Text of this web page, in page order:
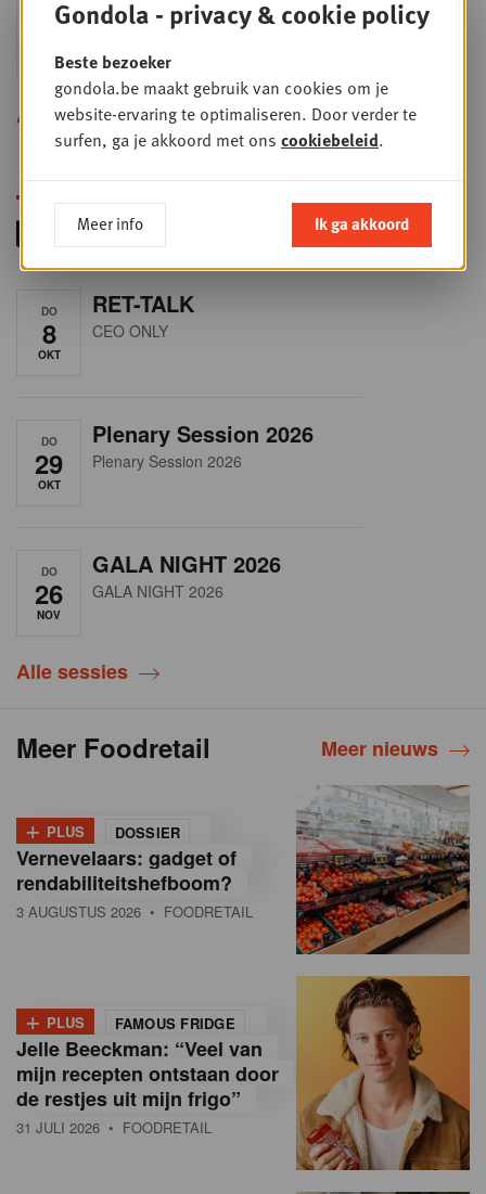
DO
24
SEP
2026
Sales & Nego summit 2026
Alle opleidingen
DO
8
OKT
RET-TALK
CEO ONLY
DO
29
OKT
Plenary Session 2026
Plenary Session 2026
DO
26
NOV
GALA NIGHT 2026
GALA NIGHT 2026
Alle sessies
Meer Foodretail Meer nieuws
+ PLUS DOSSIER
Vernevelaars: gadget of
rendabiliteitshefboom?
3 AUGUSTUS 2026 • FOODRETAIL
+ PLUS FAMOUS FRIDGE
Jelle Beeckman: “Veel van
mijn recepten ontstaan door
de restjes uit mijn frigo”
31 JULI 2026 • FOODRETAIL
Gondola - privacy & cookie policy
Beste bezoeker
gondola.be maakt gebruik van cookies om je
website-ervaring te optimaliseren. Door verder te
surfen, ga je akkoord met ons cookiebeleid.
Meer info Ik ga akkoord